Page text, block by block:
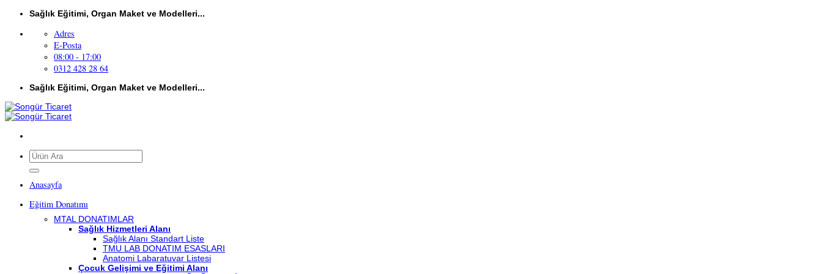
İçeriğeSağlık Eğitimi, Organ Maket ve Modelleri...
Adres
E-Posta
08:00 - 17:00
0312 428 28 64
Sağlık Eğitimi, Organ Maket ve Modelleri...
Ara:
Anasayfa
Eğitim Donatımı
MTAL DONATIMLAR
Sağlık Hizmetleri Alanı
Sağlık Alanı Standart Liste
TMU LAB DONATIM ESASLARI
Anatomi Labaratuvar Listesi
Çocuk Gelişimi ve Eğitimi Alanı